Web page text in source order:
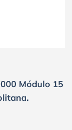
Módulo 15